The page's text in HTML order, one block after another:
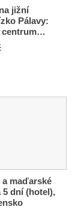
jižní
Pálavy:
centrum…
a maďarské
5 dní (hotel),